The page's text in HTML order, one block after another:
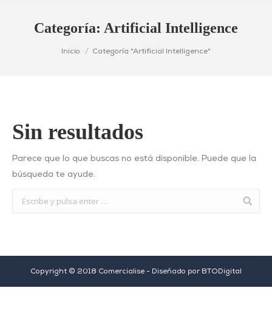
Categoría: Artificial Intelligence
Inicio Categoría "Artificial Intelligence"
Sin resultados
Parece que lo que buscas no está disponible. Puede que la
búsqueda te ayude.
Copyright © 2018 Comercialise - Diseñado por BTODigital